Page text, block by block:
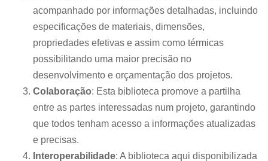
acompanhado por informações detalhadas, incluindo
especificações de materiais, dimensões,
propriedades efetivas e assim como térmicas
possibilitando uma maior precisão no
desenvolvimento e orçamentação dos projetos.
Colaboração: Esta biblioteca promove a partilha
entre as partes interessadas num projeto, garantindo
que todos tenham acesso a informações atualizadas
e precisas.
Interoperabilidade: A biblioteca aqui disponibilizada